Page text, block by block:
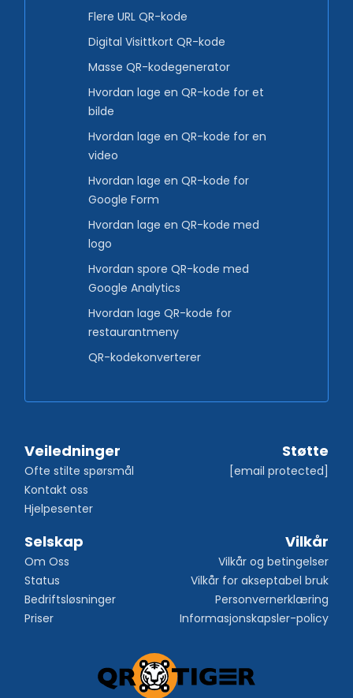
Flere URL QR-kode
Digital Visittkort QR-kode
Masse QR-kodegenerator
Hvordan lage en QR-kode for et
bilde
Hvordan lage en QR-kode for en
video
Hvordan lage en QR-kode for
Google Form
Hvordan lage en QR-kode med
logo
Hvordan spore QR-kode med
Google Analytics
Hvordan lage QR-kode for
restaurantmeny
QR-kodekonverterer
Veiledninger
Ofte stilte spørsmål
Kontakt oss
Hjelpesenter
Støtte
[email protected]
Selskap
Om Oss
Status
Bedriftsløsninger
Priser
Vilkår
Vilkår og betingelser
Vilkår for akseptabel bruk
Personvernerklæring
Informasjonskapsler-policy